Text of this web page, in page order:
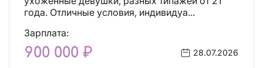
года. Отличные условия, индивидуа...
Зарплата:
900 000 ₽ 28.07.2026